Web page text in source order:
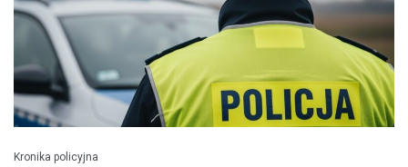
Kronika policyjna